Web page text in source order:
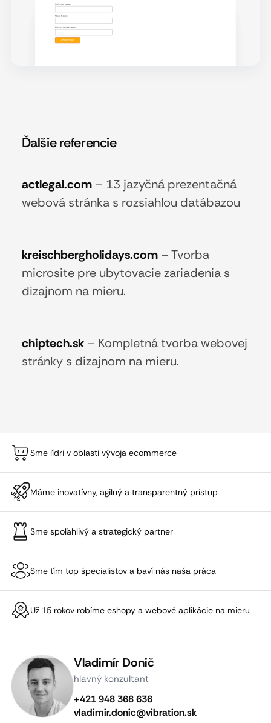
Ďalšie referencie
actlegal.com– 13 jazyčná prezentačná
webová stránka s rozsiahlou datábazou
kreischbergholidays.com–Tvorba
microsite pre ubytovacie zariadenia s
dizajnom na mieru.
chiptech.sk– Kompletná tvorba webovej
stránky s dizajnom na mieru.
Sme lídri v oblasti vývoja ecommerce
Máme inovatívny, agilný a transparentný prístup
Sme spoľahlivý a strategický partner
Sme tím top špecialistov a baví nás naša práca
Už 15 rokov robíme eshopy a webové aplikácie na mieru
Vladimír Donič
hlavný konzultant
+421 948 368 636
vladimir.donic@vibration.sk